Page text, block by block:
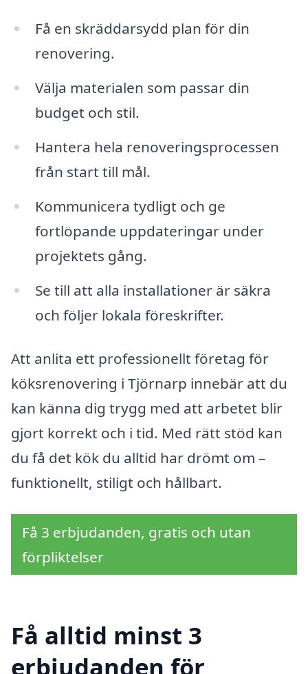
Få en skräddarsydd plan för din
renovering.
Välja materialen som passar din
budget och stil.
Hantera hela renoveringsprocessen
från start till mål.
Kommunicera tydligt och ge
fortlöpande uppdateringar under
projektets gång.
Se till att alla installationer är säkra
och följer lokala föreskrifter.
Att anlita ett professionellt företag för
köksrenovering i Tjörnarp innebär att du
kan känna dig trygg med att arbetet blir
gjort korrekt och i tid. Med rätt stöd kan
du få det kök du alltid har drömt om –
funktionellt, stiligt och hållbart.
Få 3 erbjudanden, gratis och utan
förpliktelser
Få alltid minst 3
erbjudanden för